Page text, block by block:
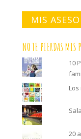
MIS
NO TE PIERDAS MIS
10
20